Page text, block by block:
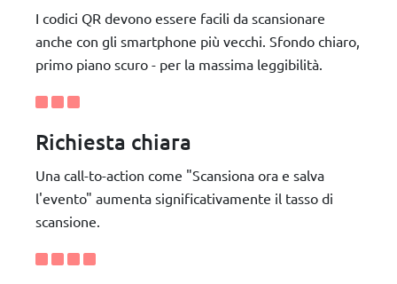
I codici QR devono essere facili da scansionare
anche con gli smartphone più vecchi. Sfondo chiaro,
primo piano scuro - per la massima leggibilità.
Richiesta chiara
Una call-to-action come "Scansiona ora e salva
l'evento" aumenta significativamente il tasso di
scansione.